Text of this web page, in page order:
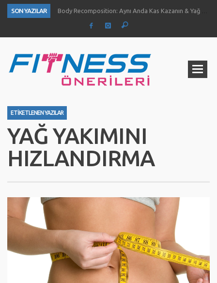
SON YAZILAR
Aç Karnına Egzersiz Daha Fazla Yağ Kaybı Sağlar Mı?
Temiz Büyüme (Clean Bulk) Nedir? Nasıl Yapılır?
1 Ayda Ne Kadar Kas Kazanabilirsiniz?
Göğüs Gelişimi İçin 4 Yöntem
Ne Kadar Su İçmelisiniz?
ETIKETLENEN YAZILAR
YAĞ YAKIMINI
HIZLANDIRMA